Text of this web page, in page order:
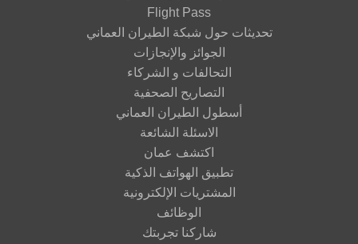
Flight Pass
تحديثات حول شبكة الطيران العماني
الجوائز والإنجازات
التحالفات و الشركاء
التصاريح الصحفية
أسطول الطيران العماني
الاسئلة الشائعة
اكتشف عمان
تطبيق الهواتف الذكية
المشتريات الإلكترونية
الوظائف
شاركنا تجربتك